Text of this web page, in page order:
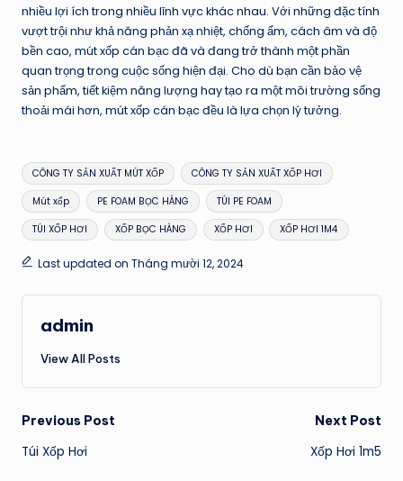
nhiều lợi ích trong nhiều lĩnh vực khác nhau. Với những đặc tính
vượt trội như khả năng phản xạ nhiệt, chống ẩm, cách âm và độ
bền cao, mút xốp cán bạc đã và đang trở thành một phần
quan trọng trong cuộc sống hiện đại. Cho dù bạn cần bảo vệ
sản phẩm, tiết kiệm năng lượng hay tạo ra một môi trường sống
thoải mái hơn, mút xốp cán bạc đều là lựa chọn lý tưởng.
Tags:
CÔNG TY SẢN XUẤT MÚT XỐP CÔNG TY SẢN XUẤT XỐP HƠI
Mút xốp PE FOAM BỌC HÀNG TÚI PE FOAM
TÚI XỐP HƠI XỐP BỌC HÀNG XỐP HƠI XỐP HƠI 1M4
Last updated on Tháng mười 12, 2024
admin
View All Posts
Post
navigation
Previous Post
Túi Xốp Hơi
Next Post
Xốp Hơi 1m5